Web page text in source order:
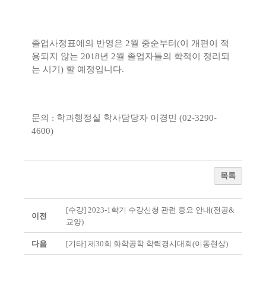
졸업사정표에의 반영은 2월 중순부터(이 개편이 적
용되지 않는 2018년 2월 졸업자들의 학적이 정리되
는 시기 ) 할 예정입니다.
문의 : 학과행정실 학사담당자 이경민 (02-3290-
4600)
목록
이전
[수강] 2023-1학기 수강신청 관련 중요 안내(전공&
교양)
다음 [기타] 제30회 화학공학 학력경시대회(이동현상)